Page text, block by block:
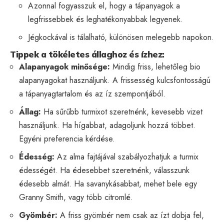
Azonnal fogyasszuk el, hogy a tápanyagok a
legfrissebbek és leghatékonyabbak legyenek.
Jégkockával is tálalható, különösen melegebb napokon.
Tippek a tökéletes állaghoz és ízhez:
Alapanyagok minősége: Mindig friss, lehetőleg bio
alapanyagokat használjunk. A frissesség kulcsfontosságú
a tápanyagtartalom és az íz szempontjából.
Állag: Ha sűrűbb turmixot szeretnénk, kevesebb vizet
használjunk. Ha hígabbat, adagoljunk hozzá többet.
Egyéni preferencia kérdése.
Édesség: Az alma fajtájával szabályozhatjuk a turmix
édességét. Ha édesebbet szeretnénk, válasszunk
édesebb almát. Ha savanykásabbat, mehet bele egy
Granny Smith, vagy több citromlé.
Gyömbér: A friss gyömbér nem csak az ízt dobja fel,